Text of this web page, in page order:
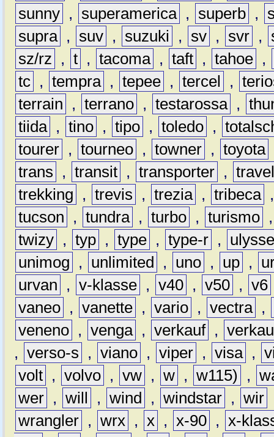
sunny , superamerica , superb ,
supra , suv , suzuki , sv , svr ,
sz/rz
, t , tacoma , taft , tahoe ,
tc , tempra , tepee , tercel ,
terrain
, terrano , testarossa ,
tiida , tino , tipo , toledo ,
tourer , tourneo , towner , toyota
trans
, transit , transporter ,
trekking
, trevis , trezia , tribeca
tucson
, tundra , turbo , turismo
twizy , typ , type , type-r ,
unimog
, unlimited , uno , up ,
urvan
, v-klasse , v40 , v50 , v6
vaneo , vanette , vario , vectra ,
veneno , venga , verkauf ,
, verso-s , viano , viper , visa ,
volt , volvo , vw , w , w115) ,
wer , will , wind , windstar , wir
wrangler , wrx , x , x-90 , x-